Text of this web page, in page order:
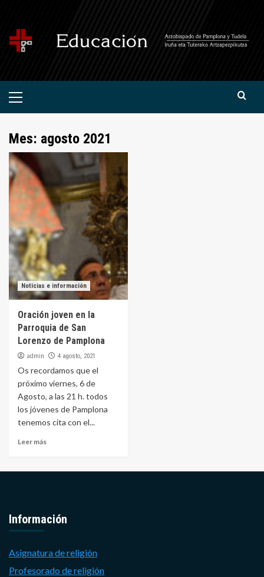
contenido
Menú
Mes: agosto 2021
Noticias e información
Oración joven en la
Parroquia de San
Lorenzo de Pamplona
admin 4 agosto, 2021
Os recordamos que el
próximo viernes, 6 de
Agosto, a las 21 h. todos
los jóvenes de Pamplona
tenemos cita con el...
Leer más
Información
Asignatura de religión
Profesorado de religión